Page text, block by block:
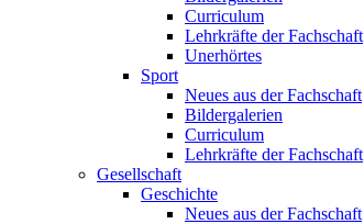
Curriculum
Lehrkräfte der Fachschaft
Unerhörtes
Sport
Neues aus der Fachschaft
Bildergalerien
Curriculum
Lehrkräfte der Fachschaft
Gesellschaft
Geschichte
Neues aus der Fachschaft